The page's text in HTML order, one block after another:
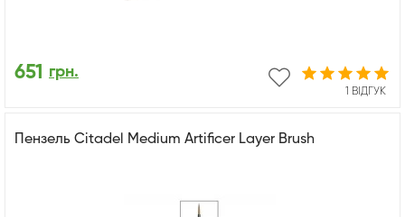
1 ВІДГУК
651 грн.
Пензель Citadel Medium Artificer Layer Brush